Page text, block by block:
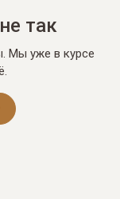
так
Мы уже в курсе